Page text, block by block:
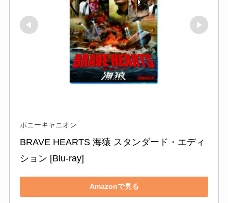
ポニーキャニオン
BRAVE HEARTS 海猿 スタンダード・エディ
ション [Blu-ray]
Amazonで見る